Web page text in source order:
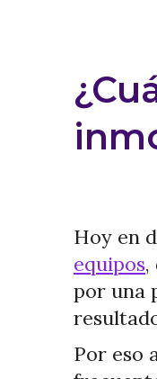
Hoy en
equipos,
por una
Por eso